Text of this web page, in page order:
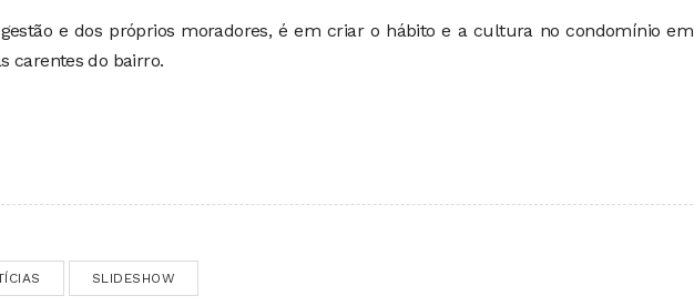
e dos próprios moradores, é em criar o hábito e a cultura no condomínio em
carentes do bairro.
SLIDESHOW